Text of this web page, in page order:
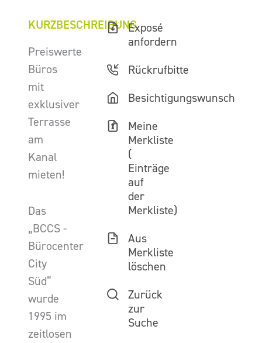
KURZBESCHREIBUNG
Preiswerte
Büros
mit
exklusiver
Terrasse
am
Kanal
mieten!
Das
„BCCS -
Bürocenter
City
Süd“
wurde
1995 im
zeitlosen
Exposé
anfordern
Rückrufbitte
Besichtigungswunsch
Meine
Merkliste
(
Einträge
auf
der
Merkliste)
Aus
Merkliste
löschen
Zurück
zur
Suche